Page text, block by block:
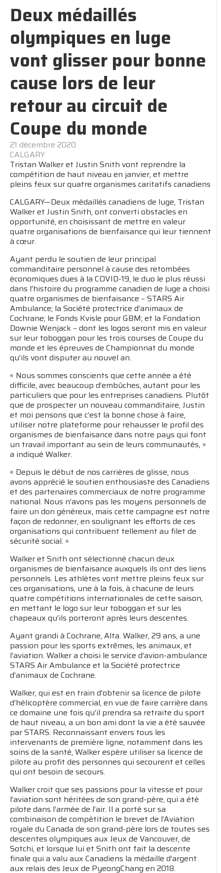
Deux médaillés
olympiques en luge
vont glisser pour bonne
cause lors de leur
retour au circuit de
Coupe du monde
21 décembre 2020
CALGARY
Tristan Walker et Justin Snith vont reprendre la
compétition de haut niveau en janvier, et mettre
pleins feux sur quatre organismes caritatifs canadiens
CALGARY—Deux médaillés canadiens de luge, Tristan
Walker et Justin Snith, ont converti obstacles en
opportunité, en choisissant de mettre en valeur
quatre organisations de bienfaisance qui leur tiennent
à cœur.
Ayant perdu le soutien de leur principal
commanditaire personnel à cause des retombées
économiques dues à la COVID-19, le duo le plus réussi
dans l’histoire du programme canadien de luge a choisi
quatre organismes de bienfaisance – STARS Air
Ambulance; la Société protectrice d’animaux de
Cochrane; le Fonds Kvisle pour GBM; et la Fondation
Downie Wenjack – dont les logos seront mis en valeur
sur leur toboggan pour les trois courses de Coupe du
monde et les épreuves de Championnat du monde
qu’ils vont disputer au nouvel an.
« Nous sommes conscients que cette année a été
difficile, avec beaucoup d’embûches, autant pour les
particuliers que pour les entreprises canadiens. Plutôt
que de prospecter un nouveau commanditaire, Justin
et moi pensons que c’est la bonne chose à faire,
utiliser notre plateforme pour rehausser le profil des
organismes de bienfaisance dans notre pays qui font
un travail important au sein de leurs communautés, »
a indiqué Walker.
« Depuis le début de nos carrières de glisse, nous
avons apprécié le soutien enthousiaste des Canadiens
et des partenaires commerciaux de notre programme
national. Nous n’avons pas les moyens personnels de
faire un don généreux, mais cette campagne est notre
façon de redonner, en soulignant les efforts de ces
organisations qui contribuent tellement au filet de
sécurité social. »
Walker et Snith ont sélectionné chacun deux
organismes de bienfaisance auxquels ils ont des liens
personnels. Les athlètes vont mettre pleins feux sur
ces organisations, une à la fois, à chacune de leurs
quatre compétitions internationales de cette saison,
en mettant le logo sur leur toboggan et sur les
chapeaux qu’ils porteront après leurs descentes.
Ayant grandi à Cochrane, Alta. Walker, 29 ans, a une
passion pour les sports extrêmes, les animaux, et
l’aviation. Walker a choisi le service d’avion-ambulance
STARS Air Ambulance et la Société protectrice
d’animaux de Cochrane.
Walker, qui est en train d’obtenir sa licence de pilote
d’hélicoptère commercial, en vue de faire carrière dans
ce domaine une fois qu’il prendra sa retraite du sport
de haut niveau, a un bon ami dont la vie a été sauvée
par STARS. Reconnaissant envers tous les
intervenants de première ligne, notamment dans les
soins de la santé, Walker espère utiliser sa licence de
pilote au profit des personnes qui secourent et celles
qui ont besoin de secours.
Walker croit que ses passions pour la vitesse et pour
l’aviation sont héritées de son grand-père, qui a été
pilote dans l’armée de l’air. Il a porté sur sa
combinaison de compétition le brevet de l’Aviation
royale du Canada de son grand-père lors de toutes ses
descentes olympiques aux Jeux de Vancouver, de
Sotchi, et lorsque lui et Snith ont fait la descente
finale qui a valu aux Canadiens la médaille d’argent
aux relais des Jeux de PyeongChang en 2018.